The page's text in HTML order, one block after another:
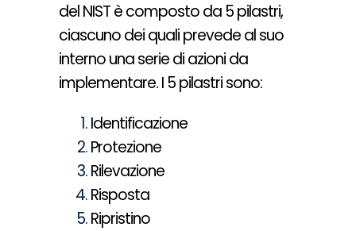
del NIST è composto da 5 pilastri,
ciascuno dei quali prevede al suo
interno una serie di azioni da
implementare. I 5 pilastri sono:
Identificazione
Protezione
Rilevazione
Risposta
Ripristino